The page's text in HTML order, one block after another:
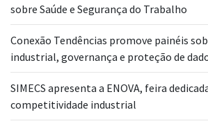
sobre Saúde e Segurança do Trabalho
Conexão Tendências promove painéis
industrial, governança e proteção de
SIMECS apresenta a ENOVA, feira
competitividade industrial